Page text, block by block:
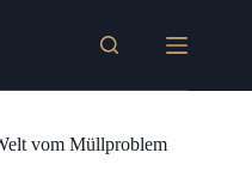
vom Müllproblem